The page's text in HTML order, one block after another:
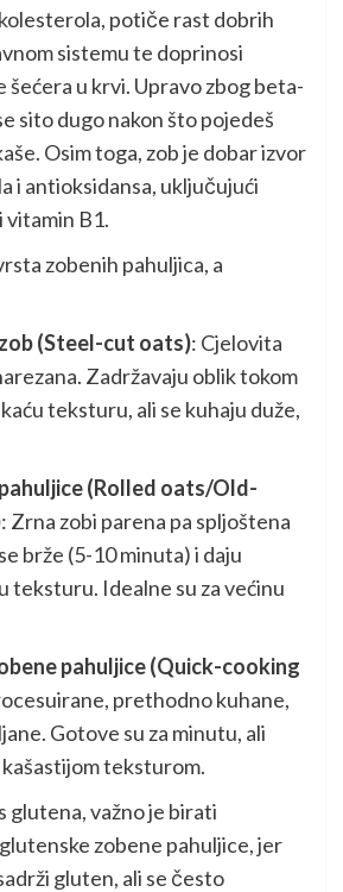
potiče rast dobrih
sistemu te doprinosi
šećera u krvi. Upravo zbog beta-
sito dugo nakon što pojedeš
Osim toga, zob je dobar izvor
i antioksidansa, uključujući
vitamin B1.
zobenih pahuljica, a
(Steel-cut oats): Cjelovita
Zadržavaju oblik tokom
teksturu, ali se kuhaju duže,
(Rolled oats/Old-
: Zrna zobi parena pa spljoštena
brže (5-10 minuta) i daju
teksturu. Idealne su za većinu
pahuljice (Quick-cooking
prethodno kuhane,
Gotove su za minutu, ali
teksturom.
glutena, važno je birati
zobene pahuljice, jer
gluten, ali se često